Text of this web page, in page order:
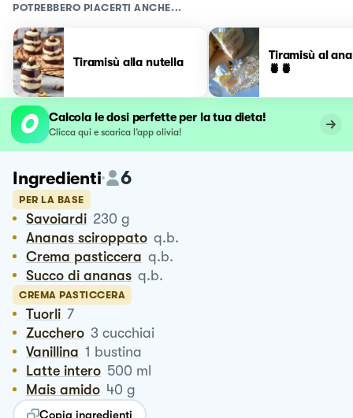
POTREBBERO PIACERTI ANCHE...
Tiramisù alla nutella
Tiramisù al
🍍🍍
Calcola le dosi perfette per la tua dieta!
Clicca qui e scarica l’app olivia!
Ingredienti 6
PER LA BASE
Savoiardi 230 g
Ananas sciroppato q.b.
Crema pasticcera q.b.
Succo di ananas q.b.
CREMA PASTICCERA
Tuorli 7
Zucchero 3 cucchiai
Vanillina 1 bustina
Latte intero 500 ml
Mais amido 40 g
Copia ingredienti